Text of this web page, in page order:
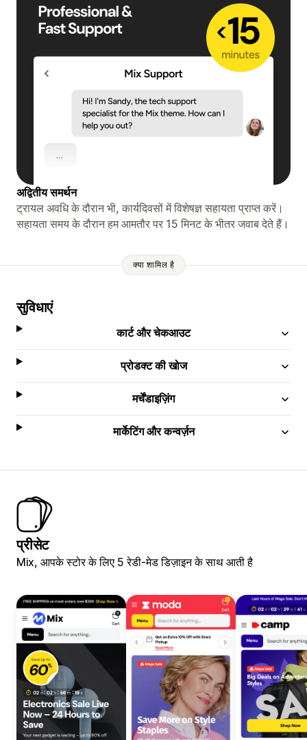
अद्वितीय समर्थन
ट्रायल अवधि के दौरान भी, कार्यदिवसों में विशेषज्ञ सहायता प्राप्त करें।
सहायता समय के दौरान हम आमतौर पर 15 मिनट के भीतर जवाब देते हैं।
क्या शामिल है
सुविधाएं
कार्ट और चेकआउट
प्रोडक्ट की खोज
मर्चेंडाइज़िंग
मार्केटिंग और कन्वर्ज़न
प्रीसेट
Mix, आपके स्टोर के लिए 5 रेडी-मेड डिज़ाइन के साथ आती है